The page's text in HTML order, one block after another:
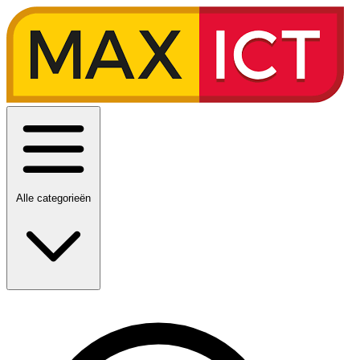
Alle categorieën